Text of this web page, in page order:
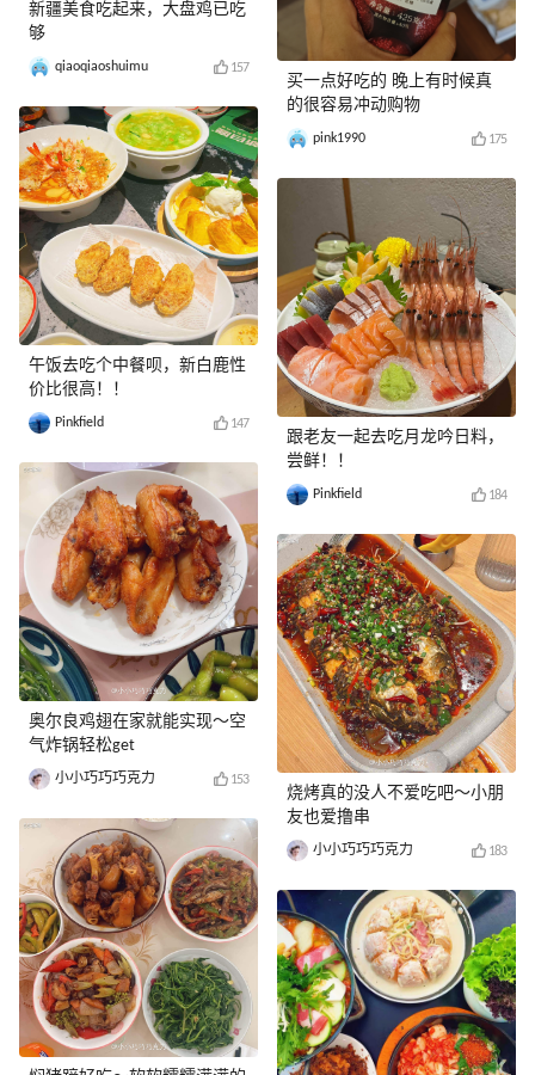
新疆美食吃起来，大盘鸡已吃
够
qiaoqiaoshuimu 157
午饭去吃个中餐呗，新白鹿性
价比很高！！
Pinkfield 147
奥尔良鸡翅在家就能实现～空
气炸锅轻松get
小小巧巧巧克力 153
买一点好吃的 晚上有时候真
的很容易冲动购物
pink1990 175
跟老友一起去吃月龙吟日料，
尝鲜！！
Pinkfield 184
烧烤真的没人不爱吃吧～小朋
友也爱撸串
小小巧巧巧克力 183